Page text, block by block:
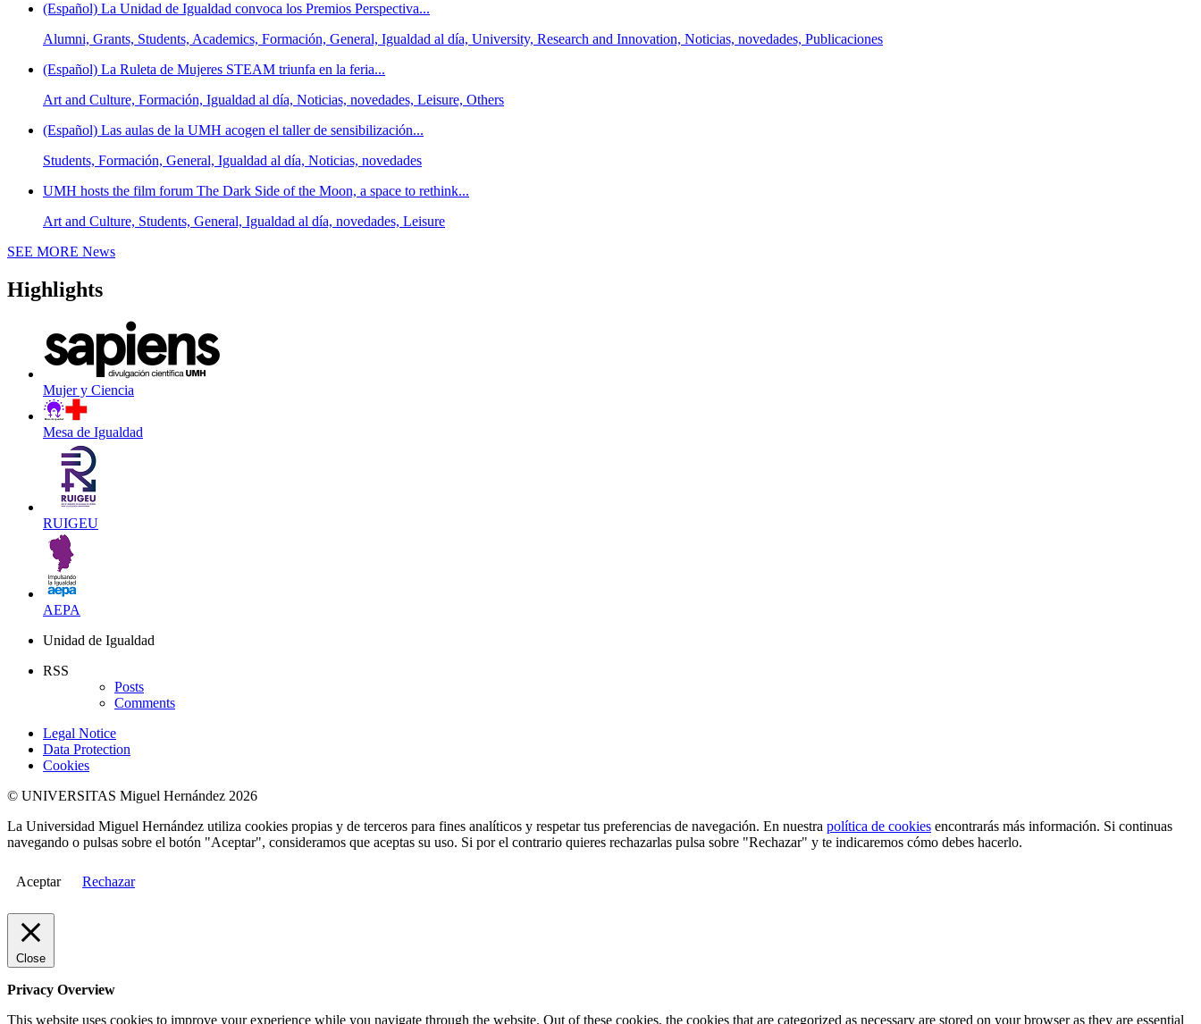
(Español) La Unidad de Igualdad convoca los Premios Perspectiva...
Alumni, Grants, Students, Academics, Formación, General, Igualdad al día, University, Research and Innovation, Noticias, novedades, Publicaciones
(Español) La Ruleta de Mujeres STEAM triunfa en la feria...
Art and Culture, Formación, Igualdad al día, Noticias, novedades, Leisure, Others
(Español) Las aulas de la UMH acogen el taller de sensibilización...
Students, Formación, General, Igualdad al día, Noticias, novedades
UMH hosts the film forum The Dark Side of the Moon, a space to rethink...
Art and Culture, Students, General, Igualdad al día, novedades, Leisure
SEE MORE News
Highlights
Mujer y Ciencia
Mesa de Igualdad
RUIGEU
AEPA
Unidad de Igualdad
RSS
Posts
Comments
Legal Notice
Data Protection
Cookies
© UNIVERSITAS Miguel Hernández 2026
La Universidad Miguel Hernández utiliza cookies propias y de terceros para fines analíticos y respetar tus preferencias de navegación. En nuestra política de cookies encontrarás más información. Si continuas
navegando o pulsas sobre el botón "Aceptar", consideramos que aceptas su uso. Si por el contrario quieres rechazarlas pulsa sobre "Rechazar" y te indicaremos cómo debes hacerlo.
Aceptar Rechazar
Close
Privacy Overview
This website uses cookies to improve your experience while you navigate through the website. Out of these cookies, the cookies that are categorized as necessary are stored on your browser as they are essential